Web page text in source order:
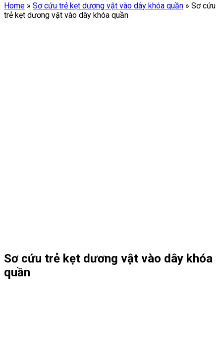
Home » Sơ cứu trẻ kẹt dương vật vào dây khóa quần » Sơ cứu
trẻ kẹt dương vật vào dây khóa quần
Sơ cứu trẻ kẹt dương vật vào dây khóa
quần